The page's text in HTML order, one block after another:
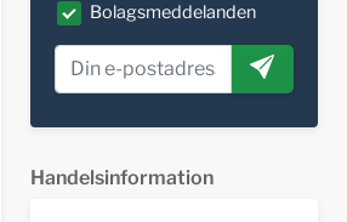
Bolagsmeddelanden
Handelsinformation